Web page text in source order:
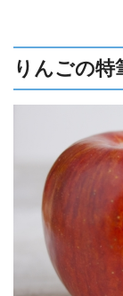
りんごの特